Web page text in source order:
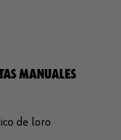
MANUALES
de loro